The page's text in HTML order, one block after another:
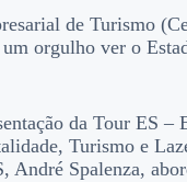
de Turismo
orgulho ver o
da Tour ES
Turismo e
André Spalenza,